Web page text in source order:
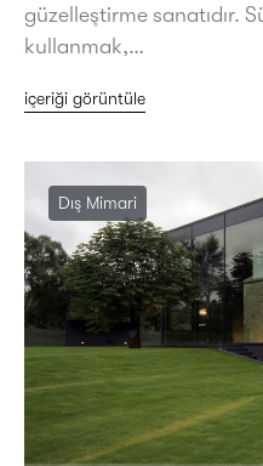
güzelleştirme sanatıdır.
kullanmak,…
içeriği görüntüle
Dış Mimari